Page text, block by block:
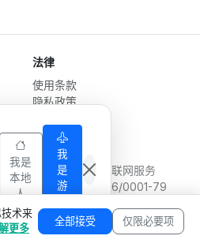
法律
使用条款
隐私政策
运营方
Serverplace 互联网服务
CNPJ 04.114.466/0001-79
术来
更多
全部接受 仅限必要项
我是
本地
人
我
是
游